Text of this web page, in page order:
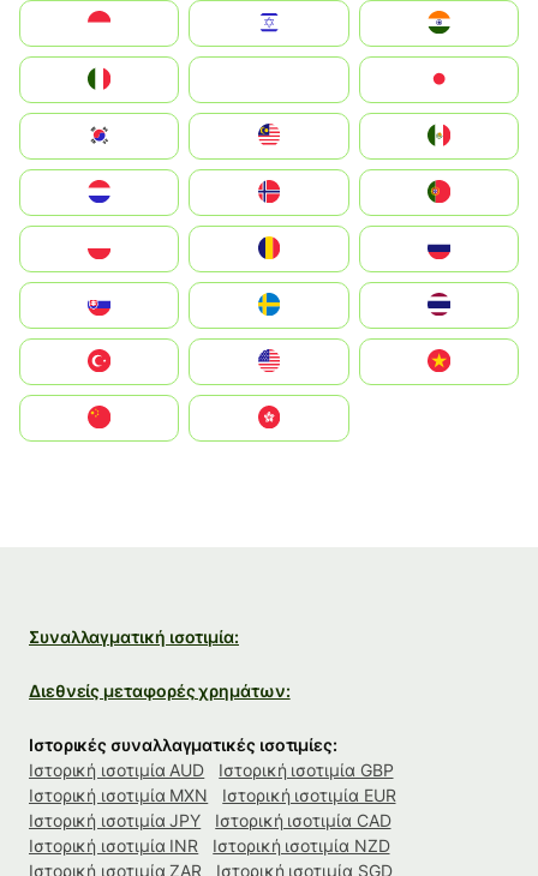
South Korea
United States
中國香港特別行政區
Συναλλαγματική ισοτιμία:
Διεθνείς μεταφορές χρημάτων:
Ιστορικές συναλλαγματικές ισοτιμίες:
Ιστορική ισοτιμία AUD
Ιστορική ισοτιμία GBP
Ιστορική ισοτιμία MXN
Ιστορική ισοτιμία EUR
Ιστορική ισοτιμία JPY
Ιστορική ισοτιμία CAD
Ιστορική ισοτιμία INR
Ιστορική ισοτιμία NZD
Ιστορική ισοτιμία ZAR
Ιστορική ισοτιμία SGD